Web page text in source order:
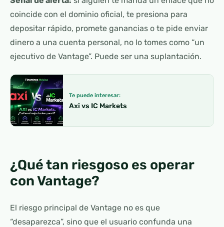
coincide con el dominio oficial, te presiona para
depositar rápido, promete ganancias o te pide enviar
dinero a una cuenta personal, no lo tomes como “un
ejecutivo de Vantage”. Puede ser una suplantación.
Te puede interesar:
Axi vs IC Markets
¿Qué tan riesgoso es operar
con Vantage?
El riesgo principal de Vantage no es que
“desaparezca”, sino que el usuario confunda una